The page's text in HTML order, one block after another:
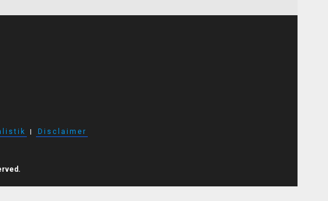
I Disclaimer